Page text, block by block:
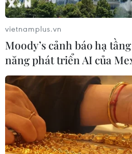
công trên Biển Đen
04/08/2026 05:54
Vì sao Google khiến
EU đối đầu về chủ quyền số?
04/08/2026 04:13
Máy bay chở khách nội địa
của Nga hoàn tất chuyến bay
vietnamplus.vn
Moody’s cảnh báo hạ
năng phát triển AI của